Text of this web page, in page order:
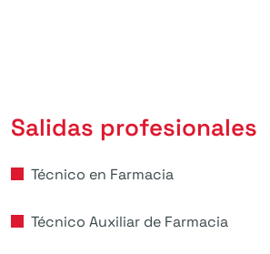
Salidas profesionales
Técnico en Farmacia
Técnico Auxiliar de Farmacia